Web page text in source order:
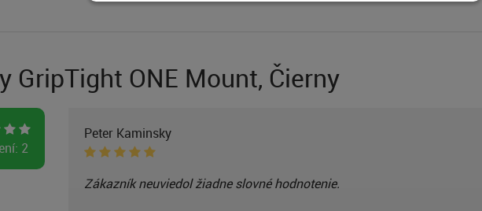
GripTight ONE Mount, Čierny
2
Peter Kaminsky
Zákazník neuviedol žiadne slovné hodnotenie.